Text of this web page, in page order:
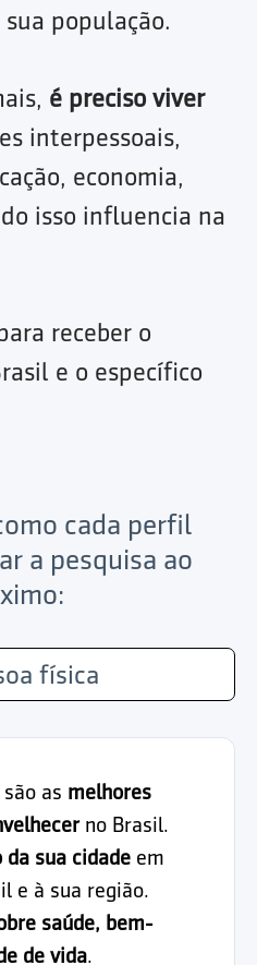
sua população.
é preciso viver
interpessoais,
economia,
isso influencia na
receber o
e o específico
cada perfil
a pesquisa ao
física
as melhores
no Brasil.
da sua cidade em
e à sua região.
saúde, bem-
de vida.